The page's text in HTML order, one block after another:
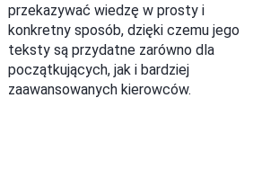
przekazywać wiedzę w prosty i
konkretny sposób, dzięki czemu jego
teksty są przydatne zarówno dla
początkujących, jak i bardziej
zaawansowanych kierowców.